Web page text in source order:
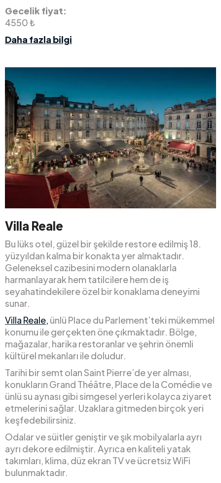
Gecelik fiyat:
4550 ₺
Daha fazla bilgi
Villa Reale
Bu lüks otel, güzel bir şekilde restore edilmiş 18.
yüzyıldan kalma bir konakta yer almaktadır.
Geleneksel cazibesini modern olanaklarla
harmanlayarak hem tatilcilere hem de iş
seyahatindekilere özel bir konaklama deneyimi
sunar.
Villa Reale, ünlü Place du Parlement’teki mükemmel
konumu ile gerçekten öne çıkmaktadır. Bölge,
mağazalar, harika restoranlar ve şehrin önemli
kültürel mekanları ile doludur.
Tarihi bir semt olan Saint Pierre’de yer alması,
konukların Grand Théâtre, Place de la Comédie ve
ünlü su aynası gibi simgesel yerleri kolayca ziyaret
etmelerini sağlar. Uzaklara gitmeden birçok yeri
keşfedebilirsiniz.
Odalar ve süitler geniştir ve şık mobilyalarla ayrı
ayrı dekore edilmiştir. Ayrıca en kaliteli yatak
takımları, klima, düz ekran TV ve ücretsiz WiFi
bulunmaktadır.